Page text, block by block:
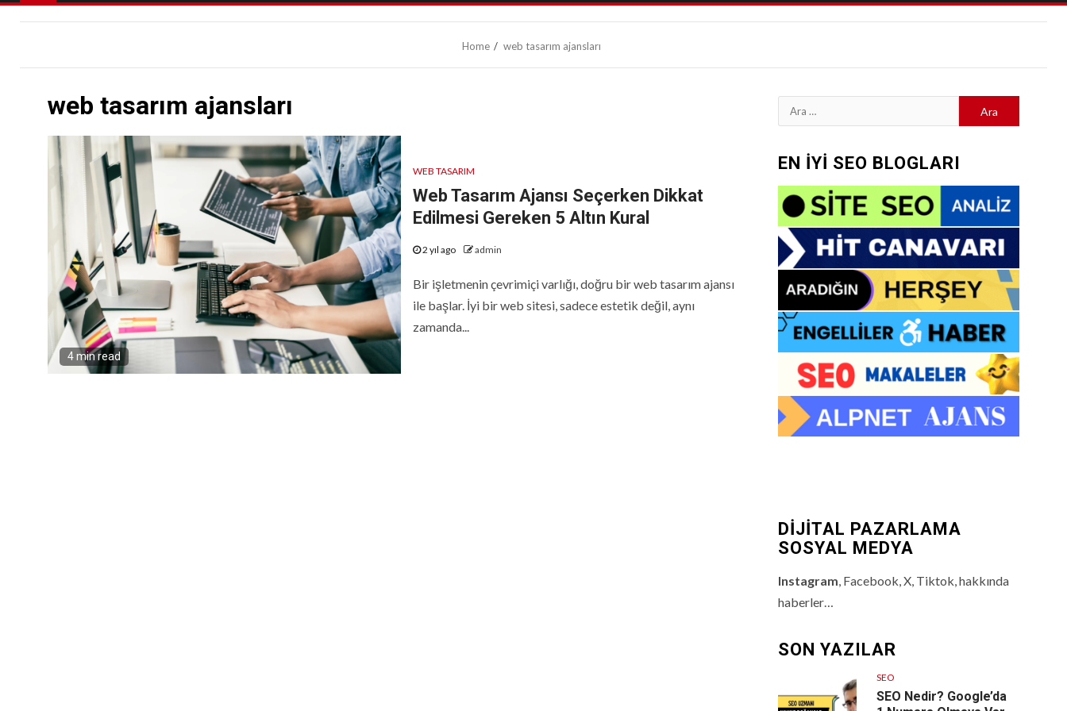
Home web tasarım ajansları
web tasarım ajansları
4 min read
WEB TASARIM
Web Tasarım Ajansı Seçerken Dikkat
Edilmesi Gereken 5 Altın Kural
2 yıl ago admin
Bir işletmenin çevrimiçi varlığı, doğru bir web tasarım ajansı
ile başlar. İyi bir web sitesi, sadece estetik değil, aynı
zamanda...
Arama:
EN İYİ SEO BLOGLARI
DİJİTAL PAZARLAMA
SOSYAL MEDYA
Instagram , Facebook, X, Tiktok, hakkında
haberler…
SON YAZILAR
SEO
SEO Nedir? Google’da